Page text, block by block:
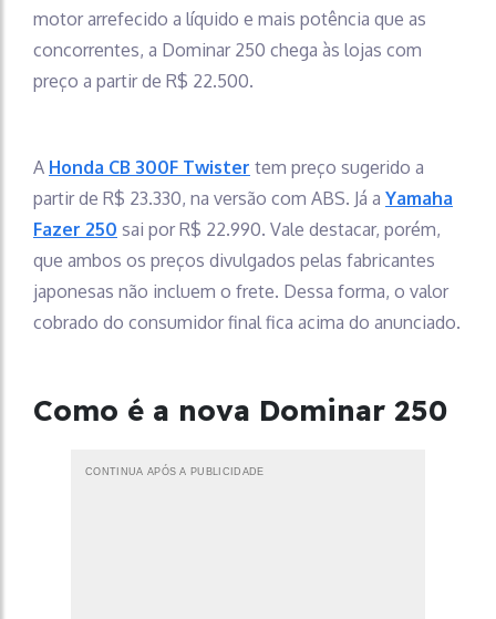
motor arrefecido a líquido e mais potência que as
concorrentes, a Dominar 250 chega às lojas com
preço a partir de R$ 22.500.
A Honda CB 300F Twister tem preço sugerido a
partir de R$ 23.330, na versão com ABS. Já a Yamaha
Fazer 250 sai por R$ 22.990. Vale destacar, porém,
que ambos os preços divulgados pelas fabricantes
japonesas não incluem o frete. Dessa forma, o valor
cobrado do consumidor final fica acima do anunciado.
Como é a nova Dominar 250
CONTINUA APÓS A PUBLICIDADE